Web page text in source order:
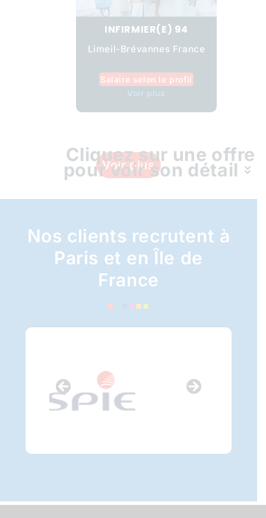
INFIRMIER(E) 94
Limeil-Brévannes France
Salaire selon le profil
Voir plus
Cliquez sur une offre
pour voir son détail
Voir plus
Nos clients recrutent à
Paris et en Île de
France